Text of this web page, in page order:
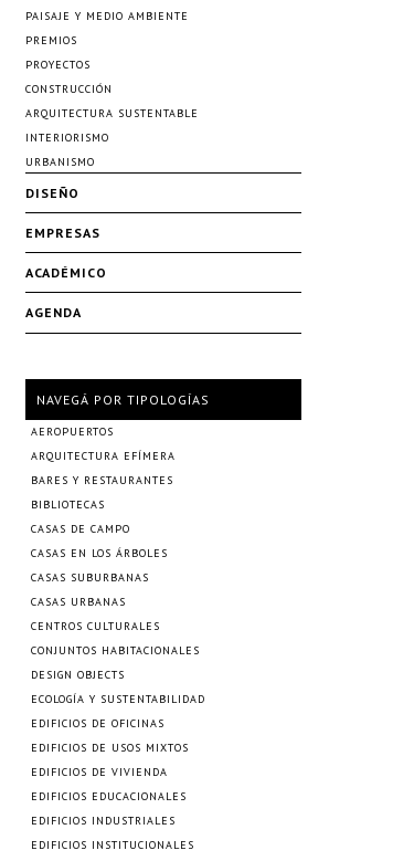
PAISAJE Y MEDIO AMBIENTE
PREMIOS
PROYECTOS
CONSTRUCCIÓN
ARQUITECTURA SUSTENTABLE
INTERIORISMO
URBANISMO
DISEÑO
EMPRESAS
ACADÉMICO
AGENDA
NAVEGÁ POR TIPOLOGÍAS
AEROPUERTOS
ARQUITECTURA EFÍMERA
BARES Y RESTAURANTES
BIBLIOTECAS
CASAS DE CAMPO
CASAS EN LOS ÁRBOLES
CASAS SUBURBANAS
CASAS URBANAS
CENTROS CULTURALES
CONJUNTOS HABITACIONALES
DESIGN OBJECTS
ECOLOGÍA Y SUSTENTABILIDAD
EDIFICIOS DE OFICINAS
EDIFICIOS DE USOS MIXTOS
EDIFICIOS DE VIVIENDA
EDIFICIOS EDUCACIONALES
EDIFICIOS INDUSTRIALES
EDIFICIOS INSTITUCIONALES